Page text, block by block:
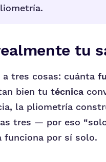
tu
tres cosas: cuánta
bien tu técnica
la pliometría
tres — por eso
funciona por sí solo.